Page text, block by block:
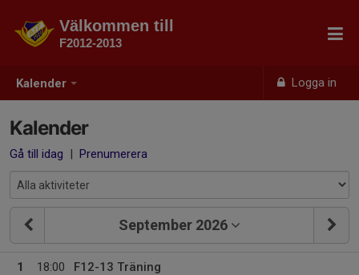
Kalender Logga in
Välkommen till
F2012-2013
Kalender
Gå till idag | Prenumerera
September 2026
1
18:00
F12-13 Träning